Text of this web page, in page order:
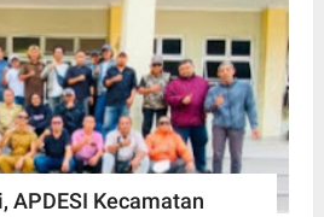
APDESI Kecamatan